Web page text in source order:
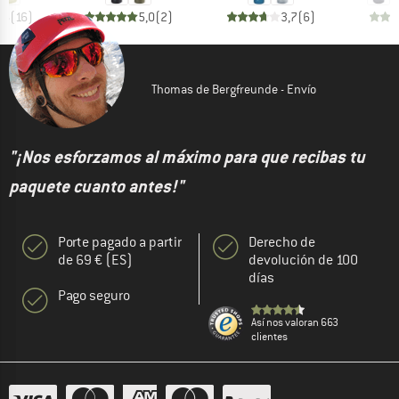
(16) 5,0(2) 3,7(6)
Thomas de Bergfreunde - Envío
"¡Nos esforzamos al máximo para que recibas tu
paquete cuanto antes!"
Porte pagado a partir
de 69 € (ES)
Pago seguro
Derecho de
devolución de 100
días
Así nos valoran 663
clientes